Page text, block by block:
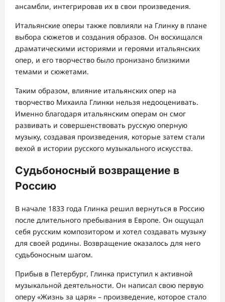
ансамбли, интегрировав их в свои произведения.
Итальянские оперы также повлияли на Глинку в плане
выбора сюжетов и создания образов. Он восхищался
драматическими историями и героями итальянских
опер, и его творчество было пронизано близкими
темами и сюжетами.
Таким образом, влияние итальянских опер на
творчество Михаила Глинки нельзя недооценивать.
Именно благодаря итальянским операм он смог
развивать и совершенствовать русскую оперную
музыку, создавая произведения, которые затем стали
вехой в истории русского музыкального искусства.
Судьбоносный возвращение в
Россию
В начале 1833 года Глинка решил вернуться в Россию
после длительного пребывания в Европе. Он ощущал
себя русским композитором и хотел создавать музыку
для своей родины. Возвращение оказалось для него
судьбоносным шагом.
Прибыв в Петербург, Глинка приступил к активной
музыкальной деятельности. Он написал свою первую
оперу «Жизнь за царя» – произведение, которое стало